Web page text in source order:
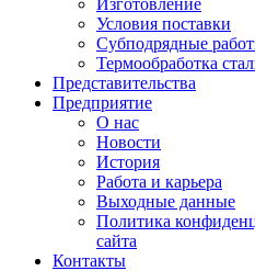
Условия поставки
Субподрядные
Термообработка
Представительства
Предприятие
О нас
Новости
История
Работа и карьера
Выходные данные
Политика
сайта
Контакты